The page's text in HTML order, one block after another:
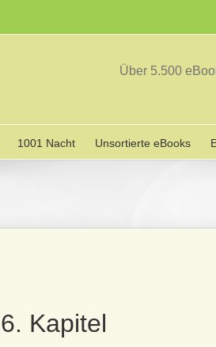
Über 5.500
1001 Nacht Unsortierte eBooks
6. Kapitel